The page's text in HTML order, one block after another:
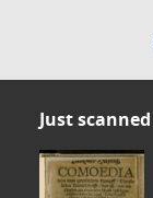
Just scanned